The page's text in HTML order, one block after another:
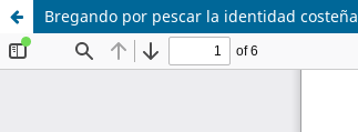
Bregando por pescar la identidad costeña